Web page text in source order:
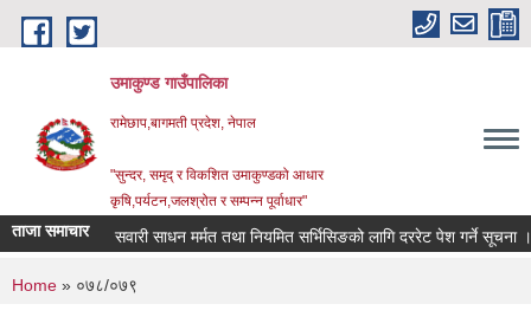
Skip to main content
उमाकुण्ड गाउँपालिका
रामेछाप,बागमती प्रदेश, नेपाल
"सुन्दर, समृद् र विकशित उमाकुण्डको आधार
कृषि,पर्यटन,जलश्रोत र सम्पन्न पूर्वाधार"
ताजा समाचारसवारी साधन मर्मत तथा नियमित सर्भिसिङको लागि दररेट पेश गर्ने सूचना ।
You are here
Home » ०७८/०७९